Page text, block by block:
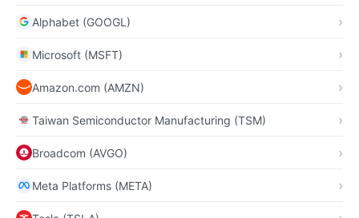
Alphabet (GOOGL)
Microsoft (MSFT)
Amazon.com (AMZN)
Taiwan Semiconductor Manufacturing (TSM)
Broadcom (AVGO)
Meta Platforms (META)